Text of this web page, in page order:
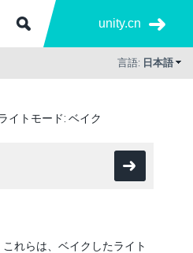
unity.cn
言語: 日本語
イトモード: ベイク
れらは、ベイクしたライト